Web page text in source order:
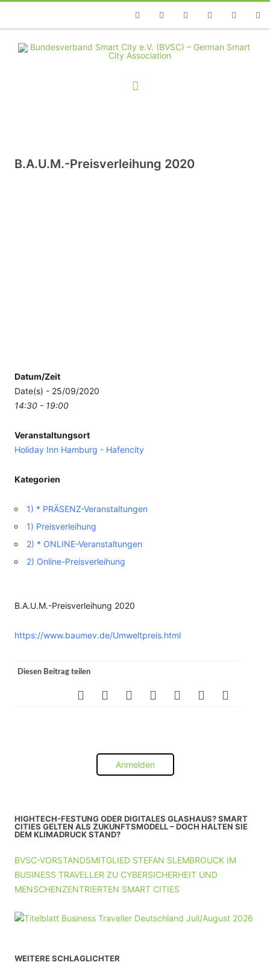
TelefonFacebookTwitterYoutubeInstagramLinkedin
B.A.U.M.-Preisverleihung 2020
Datum/Zeit
Date(s) - 25/09/2020
14:30 - 19:00
Veranstaltungsort
Holiday Inn Hamburg - Hafencity
Kategorien
1) * PRÄSENZ-Veranstaltungen
1) Preisverleihung
2) * ONLINE-Veranstaltungen
2) Online-Preisverleihung
B.A.U.M.-Preisverleihung 2020
https://www.baumev.de/Umweltpreis.html
Diesen Beitrag teilen
Anmelden
HIGHTECH-FESTUNG ODER DIGITALES GLASHAUS? SMART
CITIES GELTEN ALS ZUKUNFTSMODELL – DOCH HALTEN SIE
DEM KLIMADRUCK STAND?
BVSC-VORSTANDSMITGLIED STEFAN SLEMBROUCK IM
BUSINESS TRAVELLER ZU CYBERSICHERHEIT UND
MENSCHENZENTRIERTEN SMART CITIES
WEITERE SCHLAGLICHTER